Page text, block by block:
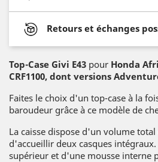
Retours et échanges
Top-Case Givi E43 pour Honda
CRF1100, dont versions
Faites le choix d'un top-case à la
baroudeur grâce à ce modèle de
La caisse dispose d'un volume
d'accueillir deux casques
supérieur et d'une mousse interne